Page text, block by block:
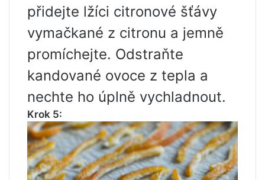
přidejte lžíci citronové šťávy
vymačkané z citronu a jemně
promíchejte. Odstraňte
kandované ovoce z tepla a
nechte ho úplně vychladnout.
Krok 5: